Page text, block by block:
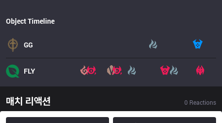
Object Timeline
GG
FLY
매치 리액션 0 Reactions